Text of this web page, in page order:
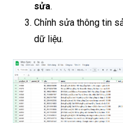
sửa.
Chỉnh sửa thông tin
dữ liệu.